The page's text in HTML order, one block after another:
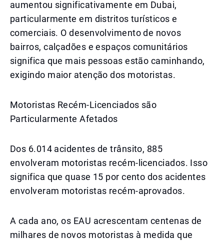
aumentou significativamente em Dubai,
particularmente em distritos turísticos e
comerciais. O desenvolvimento de novos
bairros, calçadões e espaços comunitários
significa que mais pessoas estão caminhando,
exigindo maior atenção dos motoristas.
Motoristas Recém-Licenciados são
Particularmente Afetados
Dos 6.014 acidentes de trânsito, 885
envolveram motoristas recém-licenciados. Isso
significa que quase 15 por cento dos acidentes
envolveram motoristas recém-aprovados.
A cada ano, os EAU acrescentam centenas de
milhares de novos motoristas à medida que